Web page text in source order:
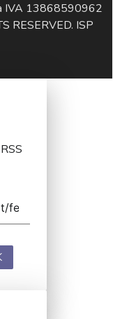
IVA 13868590962
RESERVED. ISP